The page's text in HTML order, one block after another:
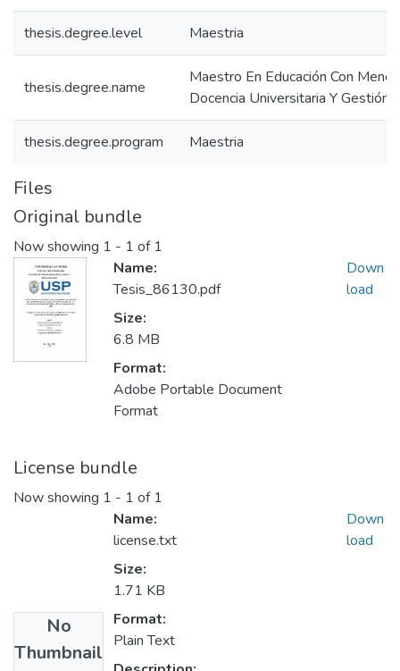
thesis.degree.level Maestria
thesis.degree.name
Maestro En Educación Con
Docencia Universitaria Y Gestión
thesis.degree.program Maestria
Files
Original bundle
Now showing 1 - 1 of 1
Name:
Tesis_86130.pdf
Size:
6.8 MB
Format:
Adobe Portable Document
Format
Down
load
License bundle
Now showing 1 - 1 of 1
No
Thumbnail
Name:
license.txt
Size:
1.71 KB
Format:
Plain Text
Down
load